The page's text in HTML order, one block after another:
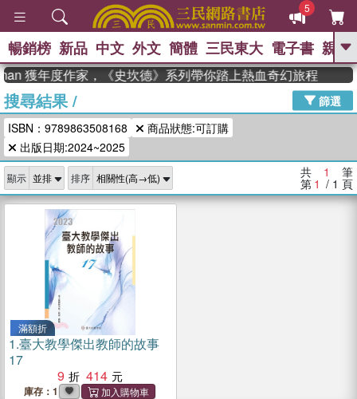
5
GO
高希均教授回憶錄
、 The Odyssey 、 父親節 、 如果歷
史是一群喵 、
登輝時代 、 數學女孩：黎曼猜想 、
偉大的迷走神經
暢銷榜 新品 中文 外文 簡體 三民東大 電子書 親子
獲年度作家，《史坎德》系列帶你踏上熱血奇幻旅程
搜尋結果/
篩選
ISBN：9789863508168
商品狀態:可訂購
出版日期:2024~2025
顯示 排序 共 1 筆
第 1 / 1 頁
滿額折
1.臺大教學傑出教師的故事
17
9
414
庫存：1